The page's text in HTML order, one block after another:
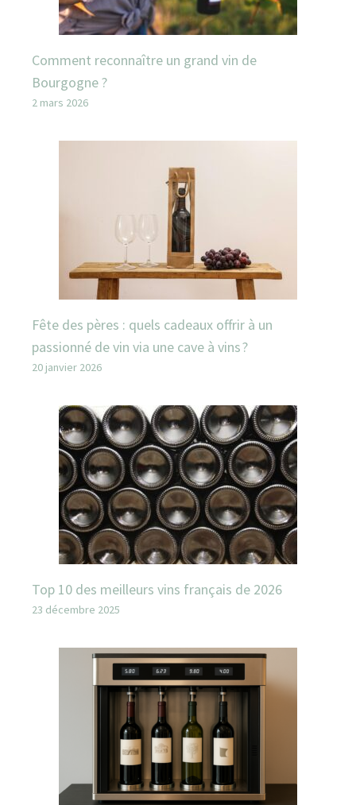
Comment reconnaître un grand vin de
Bourgogne ?
2 mars 2026
Fête des pères : quels cadeaux offrir à un
passionné de vin via une cave à vins ?
20 janvier 2026
Top 10 des meilleurs vins français de 2026
23 décembre 2025